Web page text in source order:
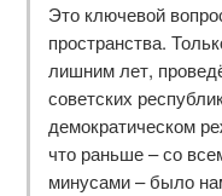
Это ключевой
пространства.
лишним лет,
советских
демократическом
что раньше – со
минусами – было